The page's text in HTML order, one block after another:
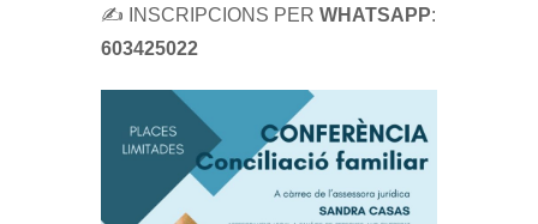
✍️ INSCRIPCIONS PER WHATSAPP:
603425022